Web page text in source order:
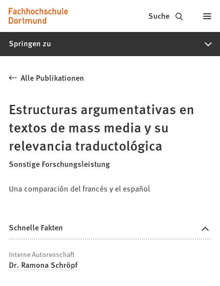
Inhalt anspringen
Fachhochschule
Dortmund
-
Studiengänge,
Bewerbung
Suche
Springen zu
Alle Publikationen
Estructuras argumentativas en
textos de mass media y su
relevancia traductológica
Sonstige Forschungsleistung
Una comparación del francés y el español
Schnelle Fakten
Interne Autorenschaft
Dr. Ramona Schröpf